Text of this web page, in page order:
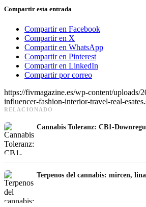
Compartir esta entrada
Compartir en Facebook
Compartir en X
Compartir en WhatsApp
Compartir en Pinterest
Compartir en LinkedIn
Compartir por correo
https://fivmagazine.es/wp-content/
influencer-fashion-interior-travel-real-
RELACIONADO
Cannabis Toleranz: CB1-
Terpenos del cannabis: mircen,